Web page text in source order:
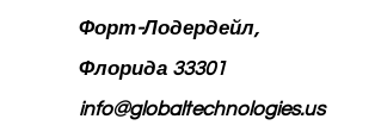
Форт-Лодердейл,
Флорида 33301
info@globaltechnologies.us